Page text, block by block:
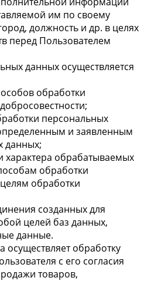
им по своему
должность и др. в целях
перед Пользователем
данных осуществляется
обработки
персональных
и заявленным
данных;
характера обрабатываемых
обработки
обработки
созданных для
целей баз данных,
данные.
осуществляет обработку
с его согласия
товаров,